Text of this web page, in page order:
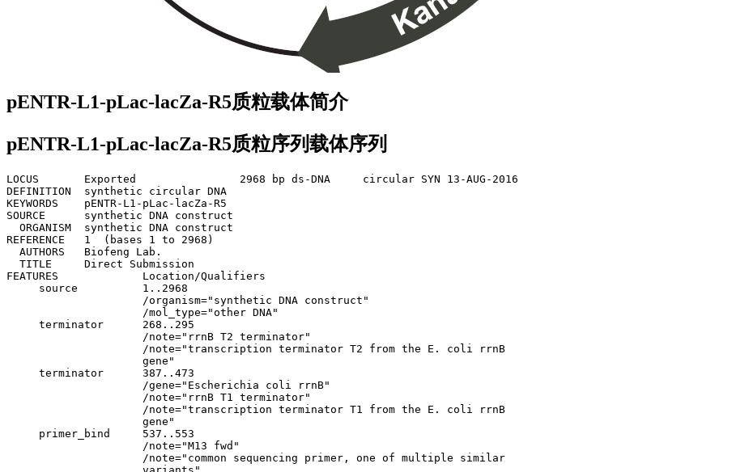
pENTR-L1-pLac-lacZa-R5质粒载体简介
pENTR-L1-pLac-lacZa-R5质粒序列载体序列
LOCUS       Exported                2968 bp ds-DNA     circular SYN 13-AUG-2016
DEFINITION  synthetic circular DNA
KEYWORDS    pENTR-L1-pLac-lacZa-R5
SOURCE      synthetic DNA construct
  ORGANISM  synthetic DNA construct
REFERENCE   1  (bases 1 to 2968)
  AUTHORS   Biofeng Lab.
  TITLE     Direct Submission
FEATURES             Location/Qualifiers
     source          1..2968
                     /organism="synthetic DNA construct"
                     /mol_type="other DNA"
     terminator      268..295
                     /note="rrnB T2 terminator"
                     /note="transcription terminator T2 from the E. coli rrnB
                     gene"
     terminator      387..473
                     /gene="Escherichia coli rrnB"
                     /note="rrnB T1 terminator"
                     /note="transcription terminator T1 from the E. coli rrnB
                     gene"
     primer_bind     537..553
                     /note="M13 fwd"
                     /note="common sequencing primer, one of multiple similar